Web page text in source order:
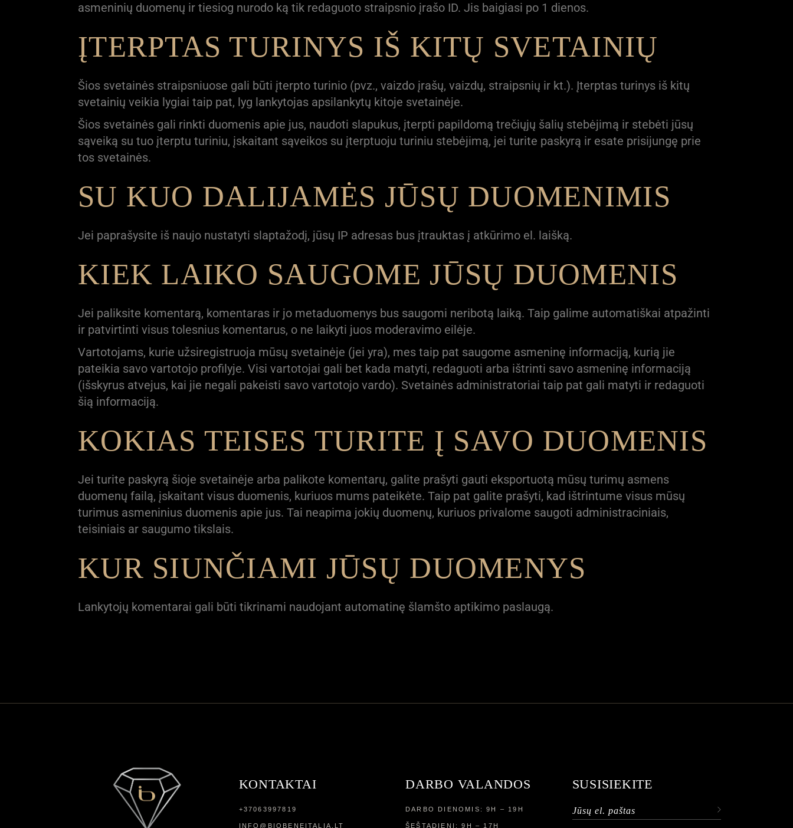
asmeninių duomenų ir tiesiog nurodo ką tik redaguoto straipsnio įrašo ID. Jis baigiasi po 1 dienos.
ĮTERPTAS TURINYS IŠ KITŲ SVETAINIŲ
Šios svetainės straipsniuose gali būti įterpto turinio (pvz., vaizdo įrašų, vaizdų, straipsnių ir kt.). Įterptas turinys iš kitų
svetainių veikia lygiai taip pat, lyg lankytojas apsilankytų kitoje svetainėje.
Šios svetainės gali rinkti duomenis apie jus, naudoti slapukus, įterpti papildomą trečiųjų šalių stebėjimą ir stebėti jūsų
sąveiką su tuo įterptu turiniu, įskaitant sąveikos su įterptuoju turiniu stebėjimą, jei turite paskyrą ir esate prisijungę prie
tos svetainės.
SU KUO DALIJAMĖS JŪSŲ DUOMENIMIS
Jei paprašysite iš naujo nustatyti slaptažodį, jūsų IP adresas bus įtrauktas į atkūrimo el. laišką.
KIEK LAIKO SAUGOME JŪSŲ DUOMENIS
Jei paliksite komentarą, komentaras ir jo metaduomenys bus saugomi neribotą laiką. Taip galime automatiškai atpažinti
ir patvirtinti visus tolesnius komentarus, o ne laikyti juos moderavimo eilėje.
Vartotojams, kurie užsiregistruoja mūsų svetainėje (jei yra), mes taip pat saugome asmeninę informaciją, kurią jie
pateikia savo vartotojo profilyje. Visi vartotojai gali bet kada matyti, redaguoti arba ištrinti savo asmeninę informaciją
(išskyrus atvejus, kai jie negali pakeisti savo vartotojo vardo). Svetainės administratoriai taip pat gali matyti ir redaguoti
šią informaciją.
KOKIAS TEISES TURITE Į SAVO DUOMENIS
Jei turite paskyrą šioje svetainėje arba palikote komentarų, galite prašyti gauti eksportuotą mūsų turimų asmens
duomenų failą, įskaitant visus duomenis, kuriuos mums pateikėte. Taip pat galite prašyti, kad ištrintume visus mūsų
turimus asmeninius duomenis apie jus. Tai neapima jokių duomenų, kuriuos privalome saugoti administraciniais,
teisiniais ar saugumo tikslais.
KUR SIUNČIAMI JŪSŲ DUOMENYS
Lankytojų komentarai gali būti tikrinami naudojant automatinę šlamšto aptikimo paslaugą.
KONTAKTAI
+37063997819
INFO@BIOBENEITALIA.LT
DARBO VALANDOS
DARBO DIENOMIS: 9H – 19H
ŠEŠTADIENĮ: 9H – 17H
SUSISIEKITE